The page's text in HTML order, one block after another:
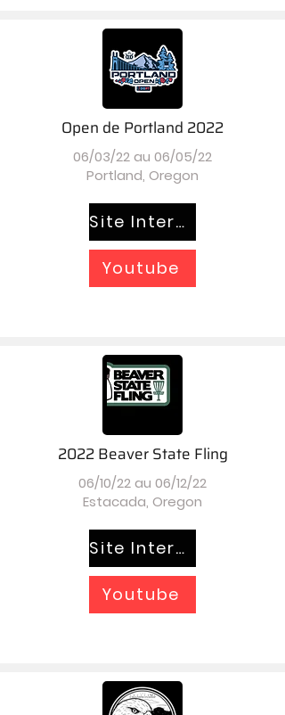
Open de Portland 2022
06/03/22 au 06/05/22
Portland, Oregon
Site Internet
Youtube
2022 Beaver State Fling
06/10/22 au 06/12/22
Estacada, Oregon
Site Internet
Youtube